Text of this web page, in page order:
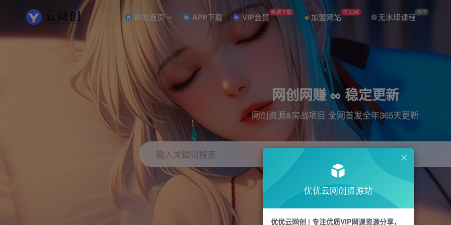
网站首页 APP下载 VIP会员 免费下载 加盟网站 日入2K 无水印课程 加盟
网创网赚 ∞ 稳定更新
网创资源&实战项目 全网首发全年365天更新
输入关键词搜索
引流 直播 电商 剪辑
优优云网创资源站
优优云网创 | 专注优质VIP网课资源分享，